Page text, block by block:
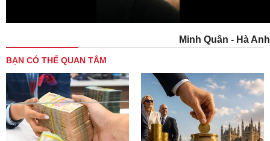
Minh Quân - Hà Anh
BẠN CÓ THỂ QUAN TÂM